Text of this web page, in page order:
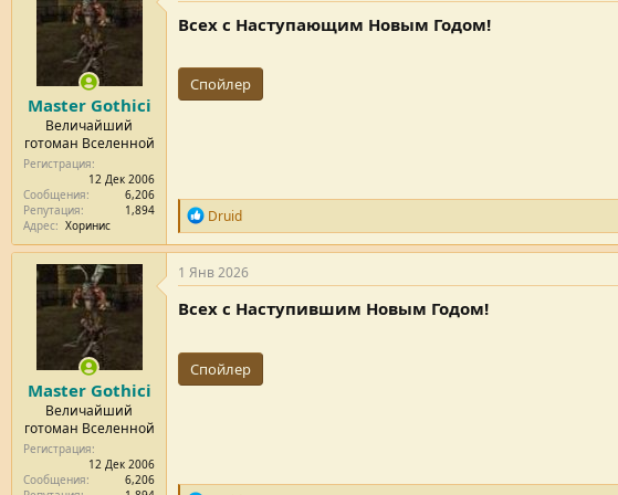
а
Master Gothici
Величайший
готоман Вселенной
Регистрация
12 Дек 2006
Сообщения
6,206
Репутация
1,894
Адрес
Хоринис
Всех с Наступающим Новым Годом!
Спойлер
Р
е
п
у
т
а
ц
и
:
Druid
Master Gothici
Величайший
готоман Вселенной
Регистрация
12 Дек 2006
Сообщения
6,206
1 Янв 2026
Всех с Наступившим Новым Годом!
Спойлер